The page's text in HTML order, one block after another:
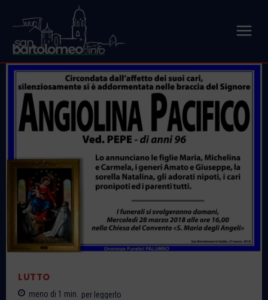
LUTTO
meno di 1 min. per leggerlo